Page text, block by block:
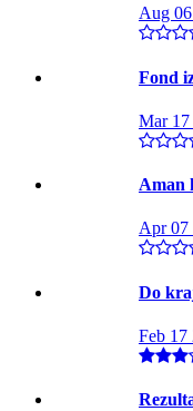
Aug
Fond
Mar 17
Aman
Apr 07
Do
Feb 17